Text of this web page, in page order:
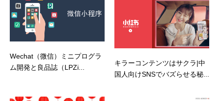
Wechat（微信）ミニプログラ
ム開発と良品誌（LPZi...
キラーコンテンツはサクラ|中
国人向けSNSでバズらせる秘...